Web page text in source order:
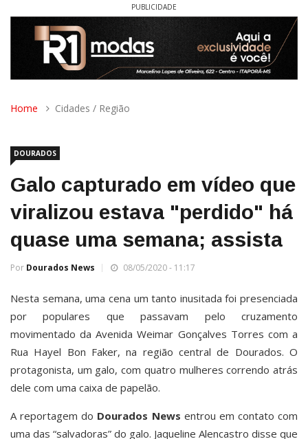
PUBLICIDADE
Home Cidades / Região
DOURADOS
Galo capturado em vídeo que
viralizou estava "perdido" há
quase uma semana; assista
Por Dourados News 08/05/2020 - 11:17
Nesta semana, uma cena um tanto inusitada foi presenciada
por populares que passavam pelo cruzamento
movimentado da Avenida Weimar Gonçalves Torres com a
Rua Hayel Bon Faker, na região central de Dourados. O
protagonista, um galo, com quatro mulheres correndo atrás
dele com uma caixa de papelão.
A reportagem do Dourados News entrou em contato com
uma das “salvadoras” do galo. Jaqueline Alencastro disse que